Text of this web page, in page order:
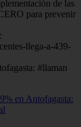
de las
para prevenir
llega-a-439-
#llaman
en Antofagasta: